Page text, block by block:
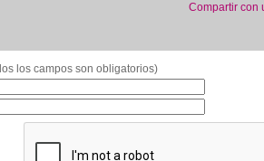
Compartir con
los campos son obligatorios)